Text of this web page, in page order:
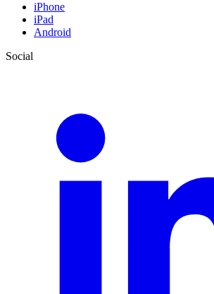
iPhone
iPad
Android
Social